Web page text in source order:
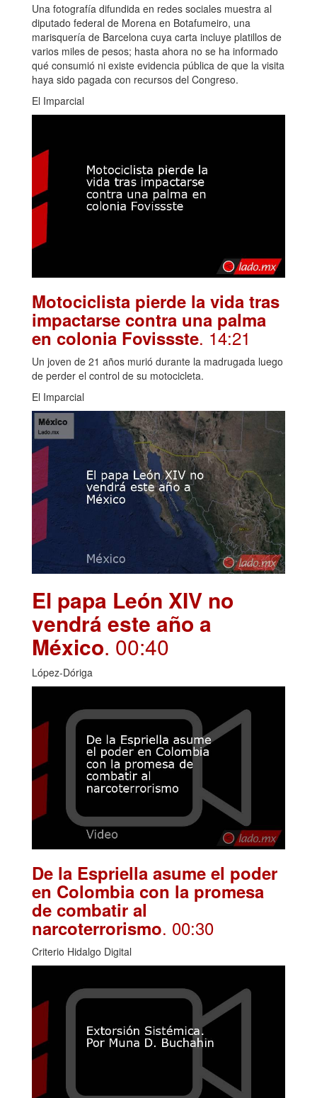
Una fotografía difundida en redes sociales muestra al
diputado federal de Morena en Botafumeiro, una
marisquería de Barcelona cuya carta incluye platillos de
varios miles de pesos; hasta ahora no se ha informado
qué consumió ni existe evidencia pública de que la visita
haya sido pagada con recursos del Congreso.
El Imparcial
Motociclista pierde la vida tras
impactarse contra una palma
en colonia Fovissste. 14:21
Un joven de 21 años murió durante la madrugada luego
de perder el control de su motocicleta.
El Imparcial
El papa León XIV no
vendrá este año a
México. 00:40
López-Dóriga
De la Espriella asume el poder
en Colombia con la promesa
de combatir al
narcoterrorismo. 00:30
Criterio Hidalgo Digital